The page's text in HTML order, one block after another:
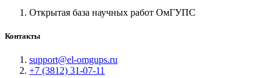
Открытая база научных работ ОмГУПС
Контакты
support@el-omgups.ru
+7 (3812) 31-07-11